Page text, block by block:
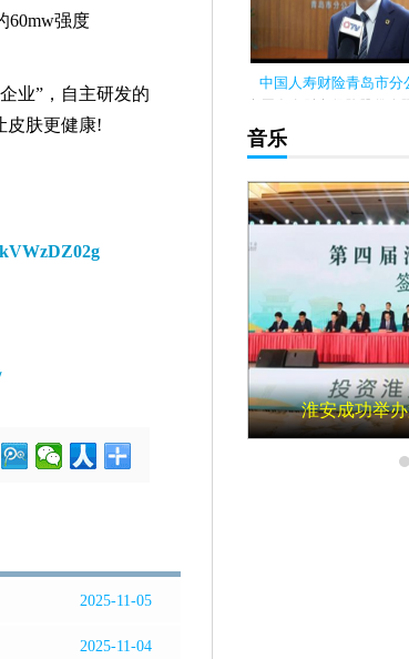
60mw强度
业”，自主研发的
皮肤更健康!
2025-11-05
2025-11-04
中国人寿财险青岛市分
司青岛市分公司自成立以来
终秉承...
音乐
淮安成功举